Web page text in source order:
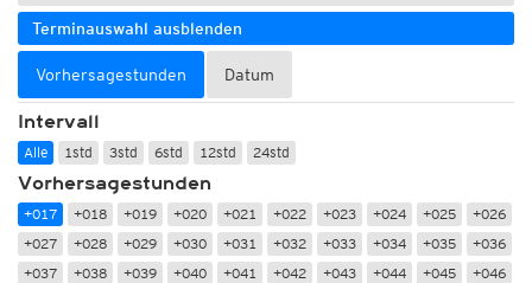
Terminauswahl ausblenden
Vorhersagestunden Datum
Intervall
Alle 1std 3std 6std 12std 24std
Vorhersagestunden
+017 +018 +019 +020 +021 +022 +023 +024 +025
+026
+027
+028 +029 +030 +031 +032 +033 +034 +035
+036
+037
+038 +039 +040 +041 +042 +043 +044 +045
+046